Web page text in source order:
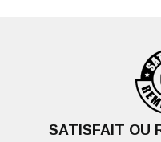
SATISFAIT OU